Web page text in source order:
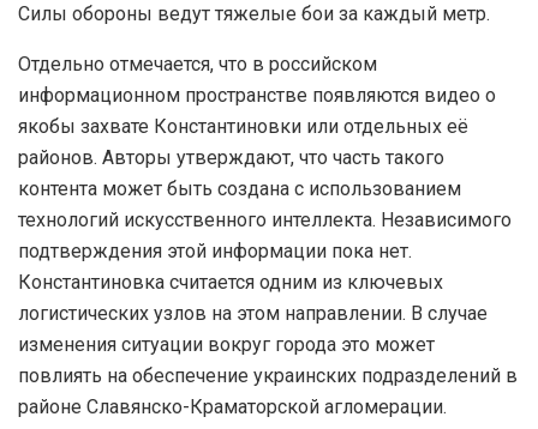
Силы обороны ведут тяжелые бои за каждый метр.
Отдельно отмечается, что в российском
информационном пространстве появляются видео о
якобы захвате Константиновки или отдельных её
районов. Авторы утверждают, что часть такого
контента может быть создана с использованием
технологий искусственного интеллекта. Независимого
подтверждения этой информации пока нет.
Константиновка считается одним из ключевых
логистических узлов на этом направлении. В случае
изменения ситуации вокруг города это может
повлиять на обеспечение украинских подразделений в
районе Славянско-Краматорской агломерации.